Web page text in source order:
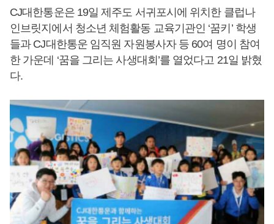
CJ대한통운은 19일 제주도 서귀포시에 위치한 클럽나
인브릿지에서 청소년 체험활동 교육기관인 ‘꿈키’ 학생
들과 CJ대한통운 임직원 자원봉사자 등 60여 명이 참여
한 가운데 ‘꿈을 그리는 사생대회’를 열었다고 21일 밝혔
다.